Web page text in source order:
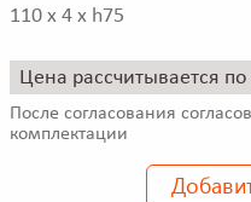
110 x 4 x h75
Цена рассчитывается по
После согласования
комплектации